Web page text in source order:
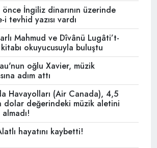
önce İngiliz dinarının üzerinde
i tevhid yazısı vardı
Mahmud ve Dîvânü Lugâti’t-
okuyucusuyla buluştu
oğlu Xavier, müzik
adım attı
Havayolları (Air Canada), 4,5
dolar değerindeki müzik aletini
hayatını kaybetti!